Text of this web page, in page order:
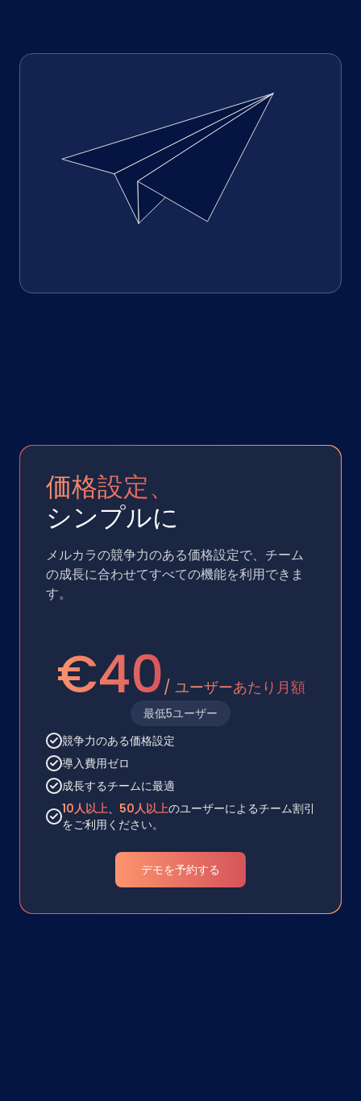
価格設定、
シンプルに
メルカラの競争力のある価格設定で、チーム
の成長に合わせてすべての機能を利用できま
す。
€40/ ユーザーあたり月額
最低5ユーザー
競争力のある価格設定
導入費用ゼロ
成長するチームに最適
10人以上、 50人以上のユーザーによるチーム割引
をご利用ください。
デモを予約する